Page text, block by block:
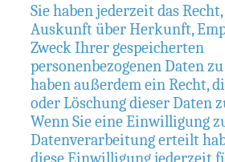
Sie haben jederzeit das
Auskunft über Herkunft,
Zweck Ihrer gespeicherten
personenbezogenen Daten
haben außerdem ein Recht,
oder Löschung dieser Daten
Wenn Sie eine Einwilligung
Datenverarbeitung erteilt
diese Einwilligung jederzeit